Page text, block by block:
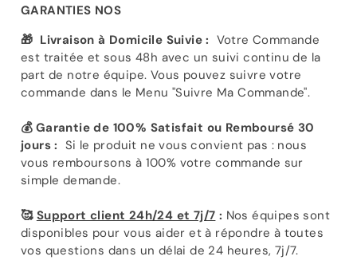
GARANTIES NOS
🎁 Livraison à Domicile Suivie : Votre Commande
est traitée et sous 48h avec un suivi continu de la
part de notre équipe. Vous pouvez suivre votre
commande dans le Menu "Suivre Ma Commande".
💰 Garantie de 100% Satisfait ou Remboursé 30
jours : Si le produit ne vous convient pas : nous
vous remboursons à 100% votre commande sur
simple demande.
🥰 Support client 24h/24 et 7j/7 : Nos équipes sont
disponibles pour vous aider et à répondre à toutes
vos questions dans un délai de 24 heures, 7j/7.